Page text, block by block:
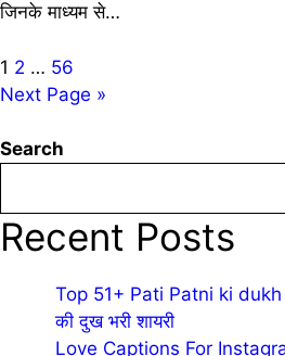
जिनके माध्यम से…
Posts
pagination
1 2 … 56
Next Page »
Search
Recent Posts
Top 51+ Pati Patni ki dukh
की दुख भरी शायरी
Love Captions For